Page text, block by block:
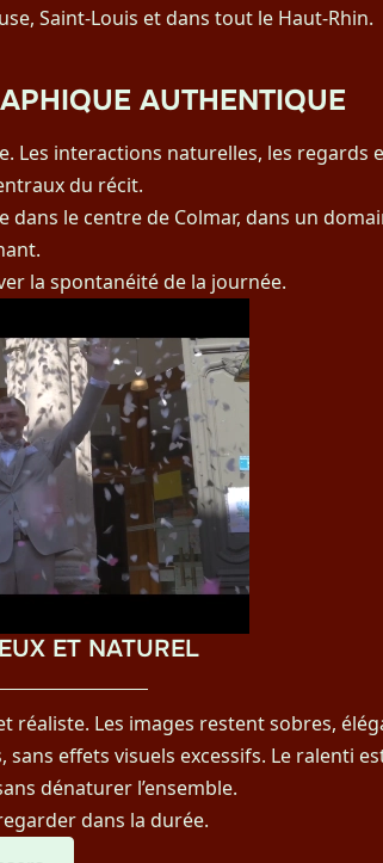
Saint-Louis et dans tout le Haut-Rhin.
AUTHENTIQUE
interactions naturelles, les regards
du récit.
dans le centre de Colmar, dans un
la spontanéité de la journée.
ET NATUREL
Les images restent sobres,
effets visuels excessifs. Le ralenti
dénaturer l’ensemble.
dans la durée.